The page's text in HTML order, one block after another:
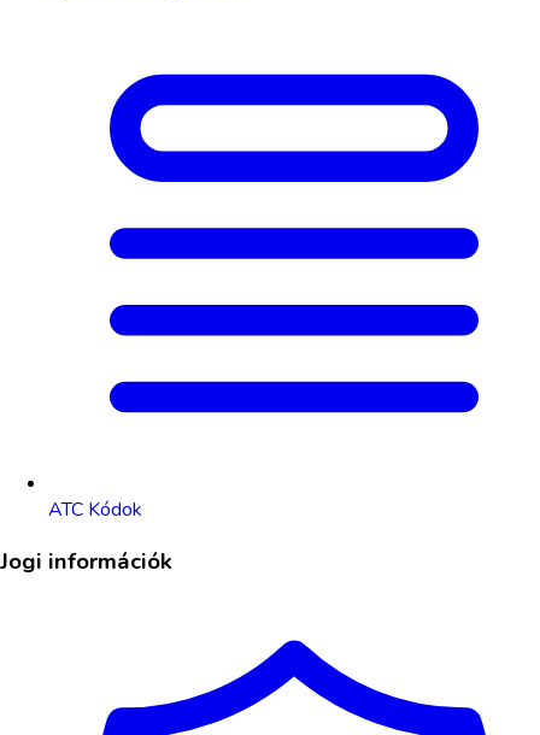
ATC Kódok
Jogi információk